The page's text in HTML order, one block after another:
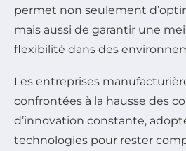
permet non seulement
mais aussi de garantir une
flexibilité dans des
Les entreprises
confrontées à la hausse des
d’innovation constante,
technologies pour rester